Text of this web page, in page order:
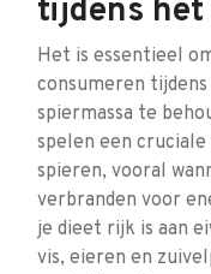
tijdens
Het is essentieel
consumeren
spiermassa te
spelen een
spieren, vooral
verbranden voor
je dieet rijk is aan
vis, eieren en